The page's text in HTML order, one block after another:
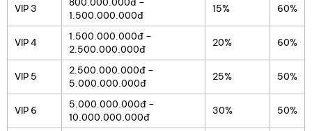
VIP 3
1.500.000.000đ
15% 60%
VIP 4
1.500.000.000đ –
2.500.000.000đ
20% 60%
VIP 5
2.500.000.000đ –
5.000.000.000đ
25% 50%
VIP 6
5.000.000.000đ –
10.000.000.000đ
30% 50%